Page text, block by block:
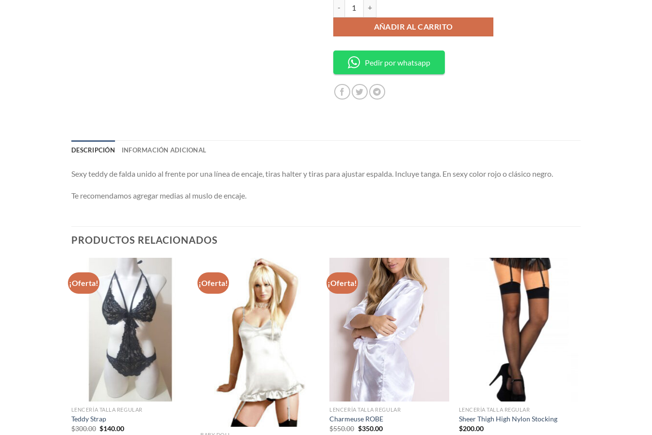
AÑADIR AL CARRITO
Pedir por whatsapp
DESCRIPCIÓN INFORMACIÓN ADICIONAL
Sexy teddy de falda unido al frente por una línea de encaje, tiras halter y tiras para ajustar espalda. Incluye tanga. En sexy color rojo o clásico negro.
Te recomendamos agregar medias al muslo de encaje.
PRODUCTOS RELACIONADOS
¡Oferta!
Agregar
favoritos
LENCERÍA TALLA REGULAR
Teddy Strap
$300.00 Original
$140.00Current
¡Oferta!
Agregar
favoritos
¡Oferta!
Agregar
favoritos
LENCERÍA TALLA REGULAR
Charmeuse ROBE
$550.00 Original
$350.00Current
Agregar
favoritos
LENCERÍA TALLA REGULAR
Sheer Thigh High Nylon Stocking
$200.00